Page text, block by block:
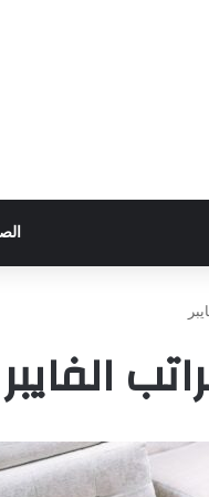
الفايبر